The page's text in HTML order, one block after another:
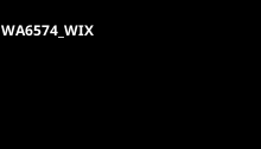
WA6574_WIX